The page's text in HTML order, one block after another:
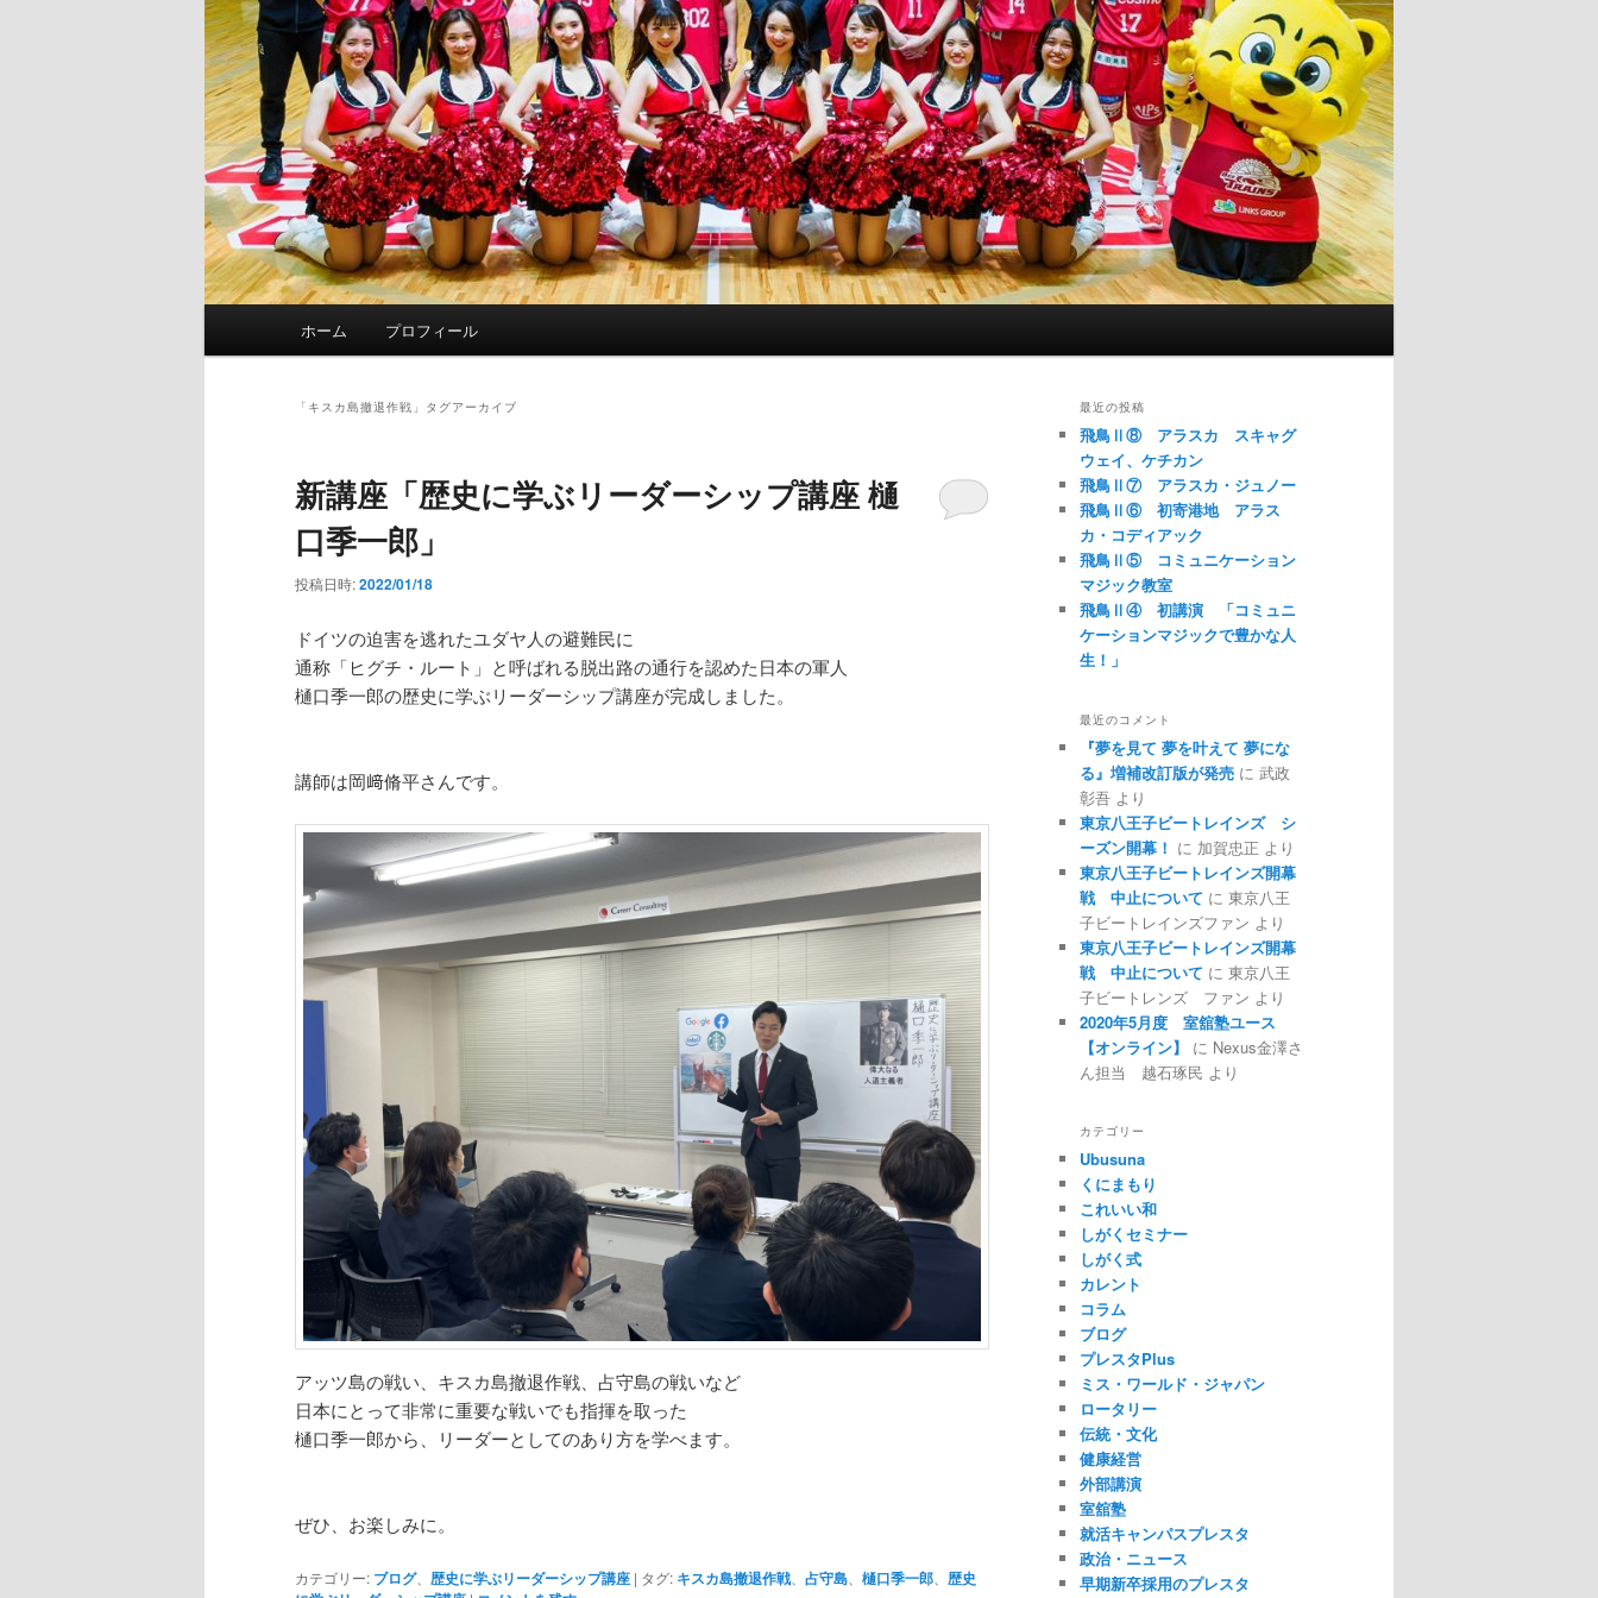
ホーム プロフィール
「 キスカ島撤退作戦 」タグアーカイブ
新講座「歴史に学ぶリーダーシップ講座 樋
口季一郎」
投稿日時:2022/01/18
ドイツの迫害を逃れたユダヤ人の避難民に
通称「ヒグチ・ルート」と呼ばれる脱出路の通行を認めた日本の軍人
樋口季一郎の歴史に学ぶリーダーシップ講座が完成しました。
講師は岡﨑脩平さんです。
アッツ島の戦い、キスカ島撤退作戦、占守島の戦いなど
日本にとって非常に重要な戦いでも指揮を取った
樋口季一郎から、リーダーとしてのあり方を学べます。
ぜひ、お楽しみに。
カテゴリー: ブログ、 歴史に学ぶリーダーシップ講座 | タグ: キスカ島撤退作戦 占守島 樋口季一郎
歴史
最近の投稿
飛鳥Ⅱ⑧ アラスカ スキャグ
ウェイ、ケチカン
飛鳥Ⅱ⑦ アラスカ・ジュノー
飛鳥Ⅱ⑥ 初寄港地 アラス
カ・コディアック
飛鳥Ⅱ⑤ コミュニケーション
マジック教室
飛鳥Ⅱ④ 初講演 「コミュニ
ケーションマジックで豊かな人
生！」
最近のコメント
『夢を見て 夢を叶えて 夢にな
る』増補改訂版が発売 に 武政
彰吾 より
東京八王子ビートレインズ シ
ーズン開幕！ に 加賀忠正 より
東京八王子ビートレインズ開幕
戦 中止について に 東京八王
子ビートレインズファン より
東京八王子ビートレインズ開幕
戦 中止について に 東京八王
子ビートレンズ ファン より
2020年5月度 室舘塾ユース
【オンライン】
に Nexus金澤さ
ん担当 越石琢民 より
カテゴリー
Ubusuna
くにまもり
これいい和
しがくセミナー
しがく式
カレント
コラム
ブログ
プレスタPlus
ミス・ワールド・ジャパン
ロータリー
伝統・文化
健康経営
外部講演
室舘塾
就活キャンパスプレスタ
政治・ニュース
早期新卒採用のプレスタ